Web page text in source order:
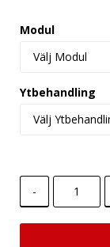
Modul
Ytbehandling
-